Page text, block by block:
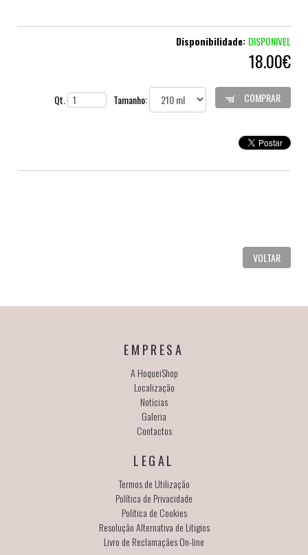
Disponibilidade: DISPONIVEL
18.00€
Qt. Tamanho: COMPRAR
VOLTAR
EMPRESA
A HoqueiShop
Localização
Notícias
Galeria
Contactos
LEGAL
Termos de Utilização
Política de Privacidade
Política de Cookies
Resolução Alternativa de Litigios
Livro de Reclamaçães On-line